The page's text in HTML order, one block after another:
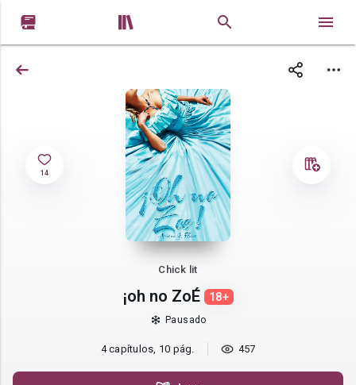
 
14
Chick lit
¡oh no ZoÉ 18+
Pausado
4 capítulos, 10 pág. 457